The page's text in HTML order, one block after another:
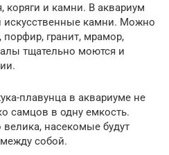
коряги и камни. В аквариум
камни. Можно
порфир, гранит, мрамор,
тщательно моются и
плавунца в аквариуме не
самцов в одну емкость.
велика, насекомые будут
собой.